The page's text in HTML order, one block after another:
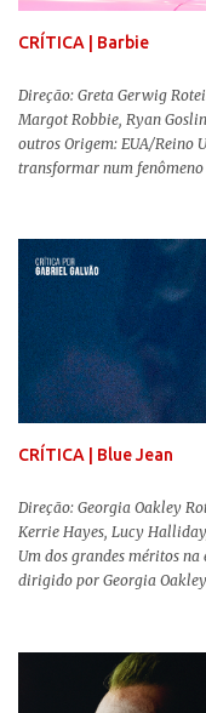
CRÍTICA | Barbie
Direção: Greta Gerwig
Margot Robbie, Ryan
outros Origem: EUA/Reino
transformar num fenômeno
lançamento, posso afirmar
Adoráveis Mulheres )
filme do ano até aqui.
levar a sério, a produção
conhecida por sua
como a Barbie se encaixa
importância e o impacto,
pessoas. Isso tudo com
CRÍTICA | Blue Jean
Direção: Georgia Oakley
Kerrie Hayes, Lucy
Um dos grandes méritos
dirigido por Georgia Oakley
movimentos e falas,
trabalho e seus afetos,
grupo de amigas lésbicas